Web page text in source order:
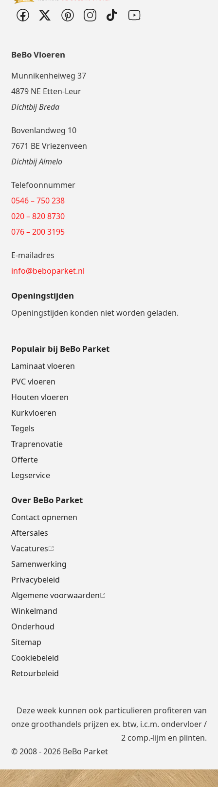
BeBo Vloeren
Munnikenheiweg 37
4879 NE Etten-Leur
Dichtbij Breda
Bovenlandweg 10
7671 BE Vriezenveen
Dichtbij Almelo
Telefoonnummer
0546 – 750 238
020 – 820 8730
076 – 200 3195
E-mailadres
info@beboparket.nl
Openingstijden
Openingstijden konden niet worden geladen.
Populair bij BeBo Parket
Laminaat vloeren
PVC vloeren
Houten vloeren
Kurkvloeren
Tegels
Traprenovatie
Offerte
Legservice
Over BeBo Parket
Contact opnemen
Aftersales
Vacatures
Samenwerking
Privacybeleid
Algemene voorwaarden
Winkelmand
Onderhoud
Sitemap
Cookiebeleid
Retourbeleid
© 2008 - 2026 BeBo Parket
Deze week kunnen ook particulieren profiteren van
onze groothandels prijzen ex. btw, i.c.m. ondervloer/
2 comp.-lijm en plinten.